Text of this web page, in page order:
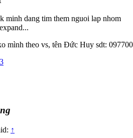
minh dang tim them nguoi lap nhom
mình theo vs, tên Đức Huy sdt:
↑